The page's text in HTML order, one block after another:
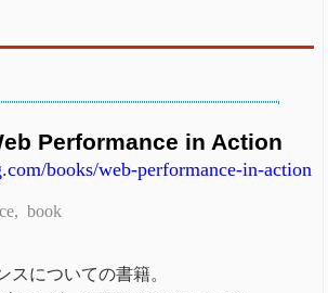
Performance in Action
books/web-performance-in-action
book
スについての書籍。